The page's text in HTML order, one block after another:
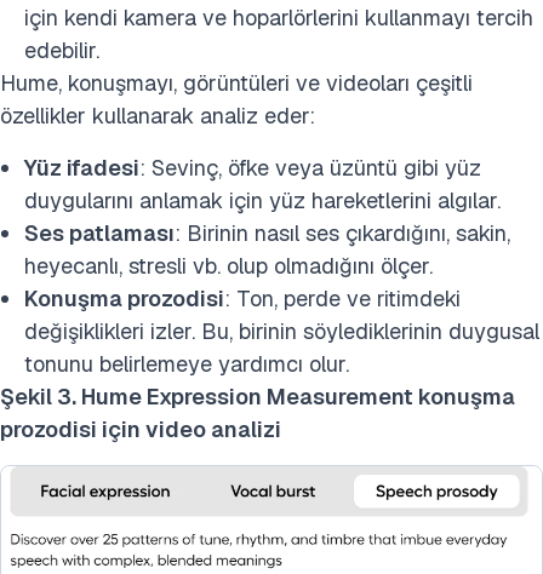
için kendi kamera ve hoparlörlerini kullanmayı tercih
edebilir.
Hume, konuşmayı, görüntüleri ve videoları çeşitli
özellikler kullanarak analiz eder:
Yüz ifadesi: Sevinç, öfke veya üzüntü gibi yüz
duygularını anlamak için yüz hareketlerini algılar.
Ses patlaması: Birinin nasıl ses çıkardığını, sakin,
heyecanlı, stresli vb. olup olmadığını ölçer.
Konuşma prozodisi: Ton, perde ve ritimdeki
değişiklikleri izler. Bu, birinin söylediklerinin duygusal
tonunu belirlemeye yardımcı olur.
Şekil 3. Hume Expression Measurement konuşma
prozodisi için video analizi